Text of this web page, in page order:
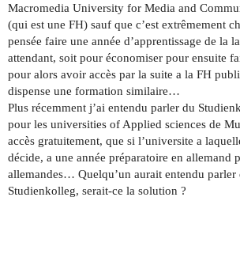
Macromedia University for Media and
(qui est une FH) sauf que c’est extrêmement
pensée faire une année d’apprentissage de la
attendant, soit pour économiser pour ensuite
pour alors avoir accès par la suite a la FH
dispense une formation similaire…
Plus récemment j’ai entendu parler du
pour les universities of Applied sciences de
accès gratuitement, que si l’universite a
décide, a une année préparatoire en allemand
allemandes… Quelqu’un aurait entendu parler
Studienkolleg, serait-ce la solution ?